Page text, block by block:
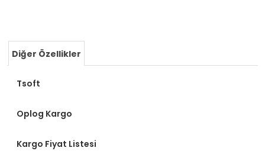
Diğer Özellikler
Tsoft
Oplog Kargo
Kargo Fiyat Listesi